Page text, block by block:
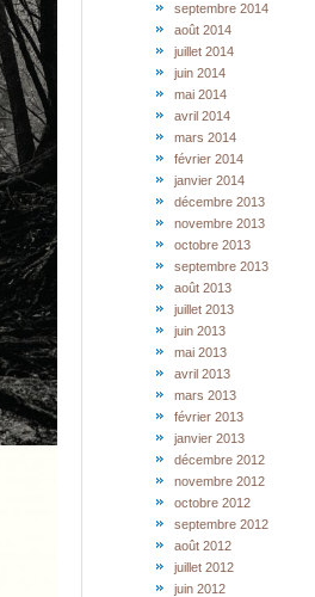
septembre 2014
août 2014
juillet 2014
juin 2014
mai 2014
avril 2014
mars 2014
février 2014
janvier 2014
décembre 2013
novembre 2013
octobre 2013
septembre 2013
août 2013
juillet 2013
juin 2013
mai 2013
avril 2013
mars 2013
février 2013
janvier 2013
décembre 2012
novembre 2012
octobre 2012
septembre 2012
août 2012
juillet 2012
juin 2012